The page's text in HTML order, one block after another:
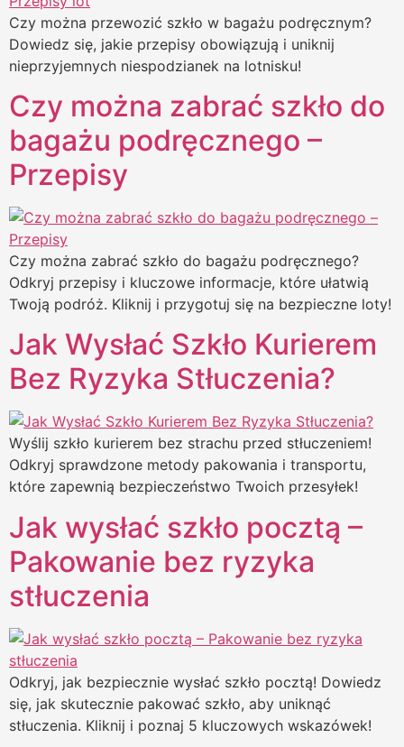
Czy można przewozić szkło w bagażu podręcznym?
Dowiedz się, jakie przepisy obowiązują i uniknij
nieprzyjemnych niespodzianek na lotnisku!
Czy można zabrać szkło do
bagażu podręcznego –
Przepisy​
Czy można zabrać szkło do bagażu podręcznego?
Odkryj przepisy i kluczowe informacje, które ułatwią
Twoją podróż. Kliknij i przygotuj się na bezpieczne loty!
Jak Wysłać Szkło Kurierem
Bez Ryzyka Stłuczenia?
Wyślij szkło kurierem bez strachu przed stłuczeniem!
Odkryj sprawdzone metody pakowania i transportu,
które zapewnią bezpieczeństwo Twoich przesyłek!
Jak wysłać szkło pocztą –
Pakowanie bez ryzyka
stłuczenia
Odkryj, jak bezpiecznie wysłać szkło pocztą! Dowiedz
się, jak skutecznie pakować szkło, aby uniknąć
stłuczenia. Kliknij i poznaj 5 kluczowych wskazówek!